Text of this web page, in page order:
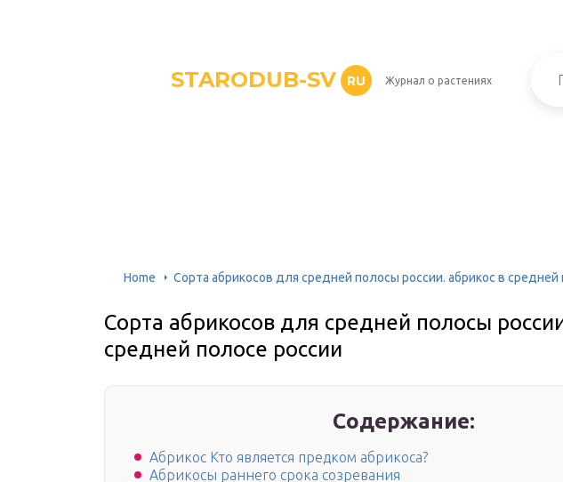
STARODUB-SV RU Журнал о растениях
Home Сорта абрикосов для средней полосы россии. абрикос в средней
Сорта абрикосов для средней полосы
средней полосе россии
Содержание:
Абрикос Кто является предком абрикоса?
Абрикосы раннего срока созревания